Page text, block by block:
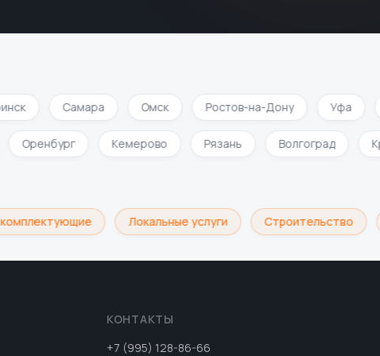
Самара Омск Ростов-на-Дону Уфа
Оренбург Кемерово Рязань Волгоград
Локальные услуги Строительство
КОНТАКТЫ
+7 (995) 128-86-66